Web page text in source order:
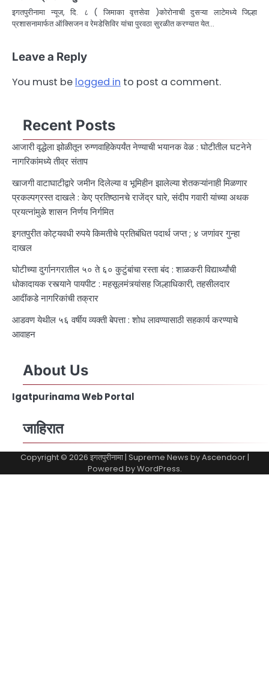
इगतपुरीनामा न्यूज, दि. ८ ( जिमाका वृत्तसेवा )कोरोनाची दुसऱ्या लाटेमध्ये जिल्हा
प्रशासनामार्फत ऑक्सिजन व रेमडेसिविर यांचा पुरवठा सुरळीत करण्यात येत…
Leave a Reply
You must be logged in to post a comment.
Recent Posts
आजारी वृद्धेला झोळीतून रुग्णवाहिकेपर्यंत नेण्याची भयानक वेळ : घोटीतील घटनेने
नागरिकांमध्ये तीव्र संताप
खाजगी वाटाघाटीद्वारे जमीन दिलेल्या व भूमिहीन झालेल्या शेतकऱ्यांनाही मिळणार
प्रकल्पग्रस्त दाखले : केए प्रतिष्ठानचे राजेंद्र घारे, संदीप गवारी यांच्या अथक
प्रयत्नांमुळे शासन निर्णय निर्गमित
इगतपुरीत कोट्यवधी रुपये किमतीचे प्रतिबंधित पदार्थ जप्त ; ४ जणांवर गुन्हा
दाखल
घोटीच्या दुर्गानगरातील ५० ते ६० कुटुंबांचा रस्ता बंद : शाळकरी विद्यार्थ्यांची
धोकादायक रस्त्याने पायपीट : महसूलमंत्र्यांसह जिल्हाधिकारी, तहसीलदार
आदींकडे नागरिकांची तक्रार
आडवण येथील ५६ वर्षीय व्यक्ती बेपत्ता : शोध लावण्यासाठी सहकार्य करण्याचे
आवाहन
About Us
Igatpurinama Web Portal
जाहिरात
Copyright © 2026 इगतपुरीनामा| Supreme News byAscendoor|
Powered byWordPress.